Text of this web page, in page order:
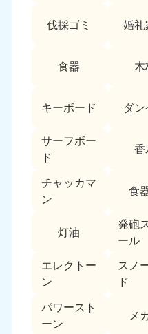
伐採ゴミ 婚礼
食器 木
キーボード ダ
サーフボー
ド
香
チャッカマ
ン
食
灯油
発砲
ール
エレクトー
ン
スノ
ド
パワースト
ーン
メ
静岡県
050-1881-5258
9:00〜19:00 年中無休
富山県
050-1881-5262
050-1881-5263
9:00〜19:00 年中無休
050-1881-5250
9:00〜19:00 年中無休